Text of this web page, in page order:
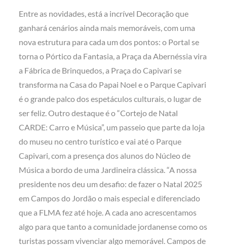
Entre as novidades, está a incrível Decoração que
ganhará cenários ainda mais memoráveis, com uma
nova estrutura para cada um dos pontos: o Portal se
torna o Pórtico da Fantasia, a Praça da Abernéssia vira
a Fábrica de Brinquedos, a Praça do Capivari se
transforma na Casa do Papai Noel e o Parque Capivari
é o grande palco dos espetáculos culturais, o lugar de
ser feliz. Outro destaque é o “Cortejo de Natal
CARDE: Carro e Música”, um passeio que parte da loja
do museu no centro turístico e vai até o Parque
Capivari, com a presença dos alunos do Núcleo de
Música a bordo de uma Jardineira clássica. “A nossa
presidente nos deu um desafio: de fazer o Natal 2025
em Campos do Jordão o mais especial e diferenciado
que a FLMA fez até hoje. A cada ano acrescentamos
algo para que tanto a comunidade jordanense como os
turistas possam vivenciar algo memorável. Campos de